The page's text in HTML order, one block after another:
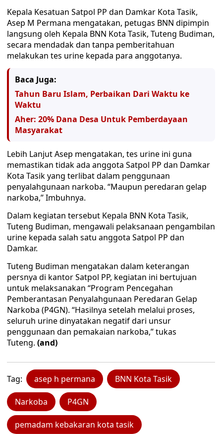
Kepala Kesatuan Satpol PP dan Damkar Kota Tasik,
Asep M Permana mengatakan, petugas BNN dipimpin
langsung oleh Kepala BNN Kota Tasik, Tuteng Budiman,
secara mendadak dan tanpa pemberitahuan
melakukan tes urine kepada para anggotanya.
Baca Juga:
Tahun Baru Islam, Perbaikan Dari Waktu ke
Waktu
Aher: 20% Dana Desa Untuk Pemberdayaan
Masyarakat
Lebih Lanjut Asep mengatakan, tes urine ini guna
memastikan tidak ada anggota Satpol PP dan Damkar
Kota Tasik yang terlibat dalam penggunaan
penyalahgunaan narkoba. “Maupun peredaran gelap
narkoba,” Imbuhnya.
Dalam kegiatan tersebut Kepala BNN Kota Tasik,
Tuteng Budiman, mengawali pelaksanaan pengambilan
urine kepada salah satu anggota Satpol PP dan
Damkar.
Tuteng Budiman mengatakan dalam keterangan
persnya di kantor Satpol PP, kegiatan ini bertujuan
untuk melaksanakan “Program Pencegahan
Pemberantasan Penyalahgunaan Peredaran Gelap
Narkoba (P4GN). “Hasilnya setelah melalui proses,
seluruh urine dinyatakan negatif dari unsur
penggunaan dan pemakaian narkoba,” tukas
Tuteng. (and)
Tag: asep h permana BNN Kota Tasik
Narkoba P4GN
pemadam kebakaran kota tasik